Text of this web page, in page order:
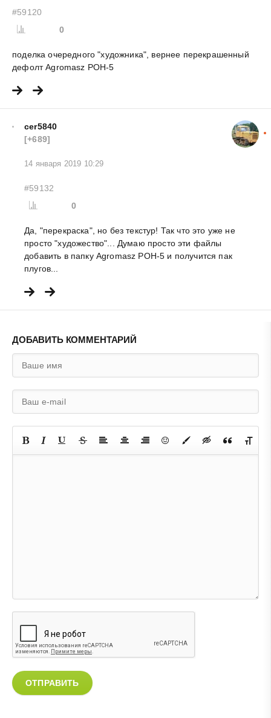
#59120
0
поделка очередного "художника", вернее перекрашенный
дефолт Agromasz POH-5
cer5840
[+689]
14 января 2019 10:29
#59132
0
Да, "перекраска", но без текстур! Так что это уже не
просто "художество"... Думаю просто эти файлы
добавить в папку Agromasz POH-5 и получится пак
плугов...
ДОБАВИТЬ КОММЕНТАРИЙ
ОТПРАВИТЬ